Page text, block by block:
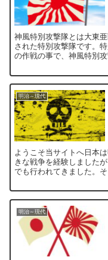
神風特別攻撃隊とは大東
された特別攻撃隊です。
の作戦の事で、神風特別
攻...
明治～現代
ようこそ当サイトへ日本
きな戦争を経験しました
でも行われてきました。
い...
明治～現代